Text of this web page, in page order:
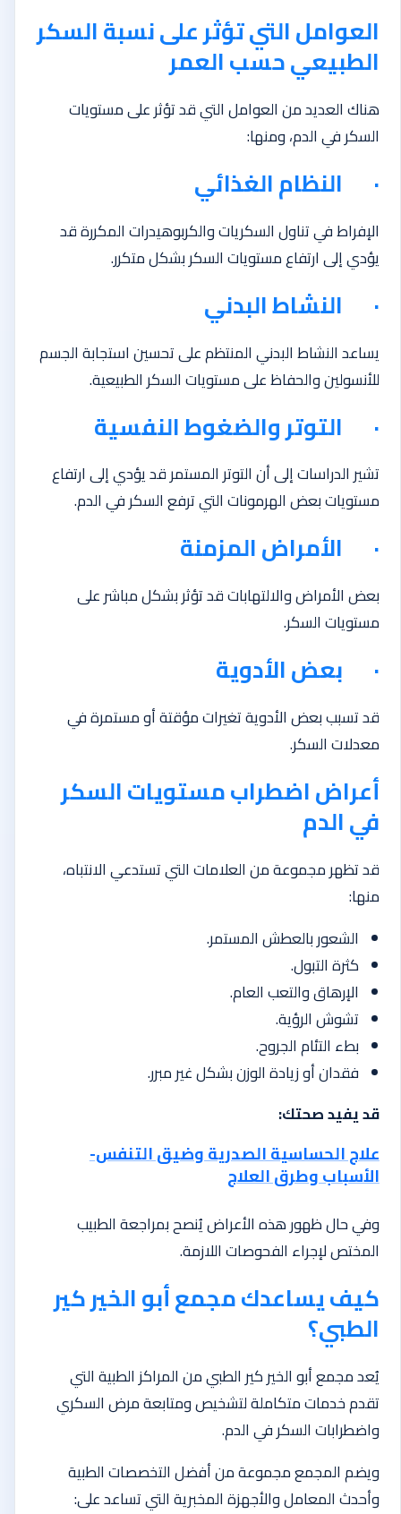
العوامل التي تؤثر على نسبة السكر
الطبيعي حسب العمر
هناك العديد من العوامل التي قد تؤثر على مستويات
السكر في الدم، ومنها:
· النظام الغذائي
الإفراط في تناول السكريات والكربوهيدرات المكررة قد
يؤدي إلى ارتفاع مستويات السكر بشكل متكرر.
· النشاط البدني
يساعد النشاط البدني المنتظم على تحسين استجابة الجسم
للأنسولين والحفاظ على مستويات السكر الطبيعية.
· التوتر والضغوط النفسية
تشير الدراسات إلى أن التوتر المستمر قد يؤدي إلى ارتفاع
مستويات بعض الهرمونات التي ترفع السكر في الدم.
· الأمراض المزمنة
بعض الأمراض والالتهابات قد تؤثر بشكل مباشر على
مستويات السكر.
· بعض الأدوية
قد تسبب بعض الأدوية تغيرات مؤقتة أو مستمرة في
معدلات السكر.
أعراض اضطراب مستويات السكر
في الدم
قد تظهر مجموعة من العلامات التي تستدعي الانتباه،
منها:
الشعور بالعطش المستمر.
كثرة التبول.
الإرهاق والتعب العام.
تشوش الرؤية.
بطء التئام الجروح.
فقدان أو زيادة الوزن بشكل غير مبرر.
قد يفيد صحتك:
علاج الحساسية الصدرية وضيق التنفس-
الأسباب وطرق العلاج
وفي حال ظهور هذه الأعراض يُنصح بمراجعة الطبيب
المختص لإجراء الفحوصات اللازمة.
كيف يساعدك مجمع أبو الخير كير
الطبي؟
يُعد مجمع أبو الخير كير الطبي من المراكز الطبية التي
تقدم خدمات متكاملة لتشخيص ومتابعة مرض السكري
واضطرابات السكر في الدم.
ويضم المجمع مجموعة من أفضل التخصصات الطبية
وأحدث المعامل والأجهزة المخبرية التي تساعد على: